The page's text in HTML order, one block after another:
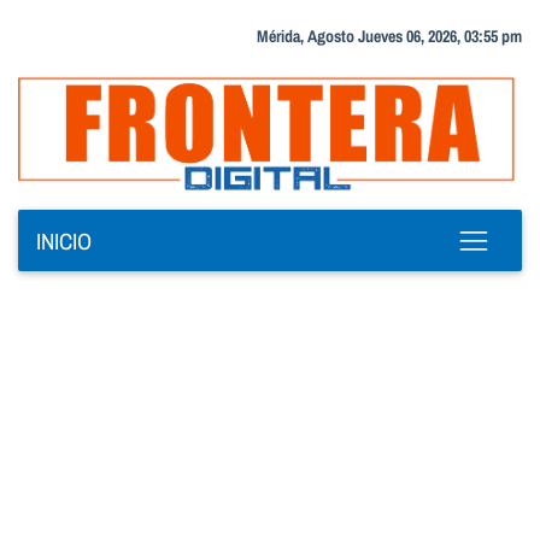
Mérida, Agosto Jueves 06, 2026, 03:55 pm
INICIO